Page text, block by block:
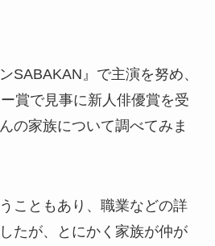
SABAKAN』で主演を努め、
賞で見事に新人俳優賞を受
の家族について調べてみま
こともあり、職業などの詳
たが、とにかく家族が仲が